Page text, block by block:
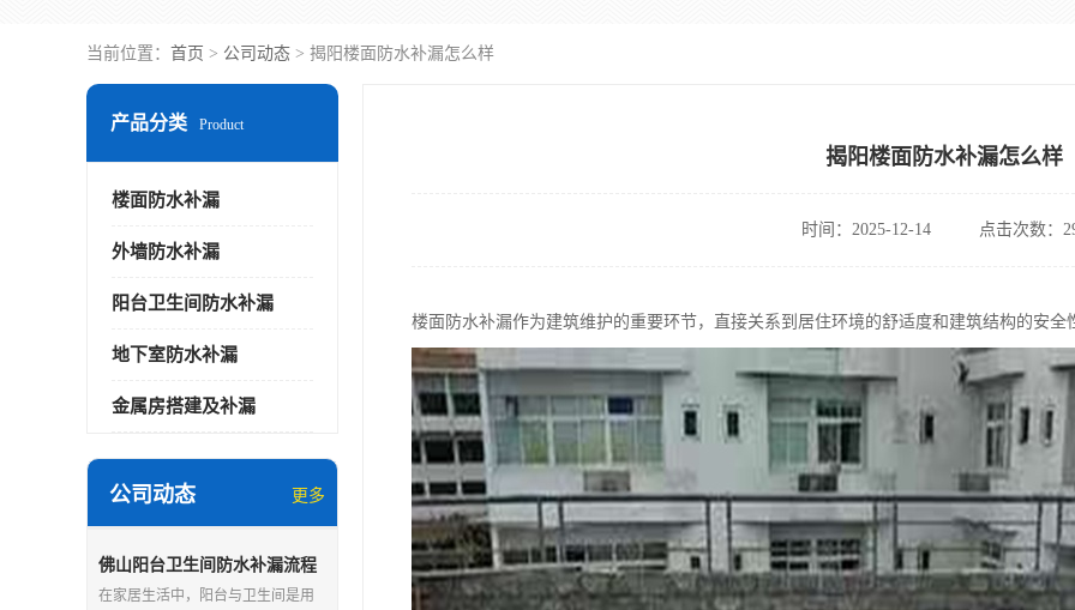
当前位置： 首页 > 公司动态 > 揭阳楼面防水补漏怎么样
产品分类 Product
楼面防水补漏
外墙防水补漏
阳台卫生间防水补漏
地下室防水补漏
金属房搭建及补漏
公司动态 更多
佛山阳台卫生间防水补漏流程
在家居生活中，阳台与卫生间是用
揭阳楼面防水补漏怎么样
时间：2025-12-14 点击次数：
楼面防水补漏作为建筑维护的重要环节，直接关系到居住环境的舒适度和建筑结构的安全